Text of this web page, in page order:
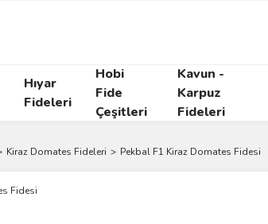
Hıyar
Fideleri
Hobi
Fide
Çeşitleri
Kavun -
Karpuz
Fideleri
Kiraz Domates Fideleri Pekbal F1 Kiraz Domates Fidesi